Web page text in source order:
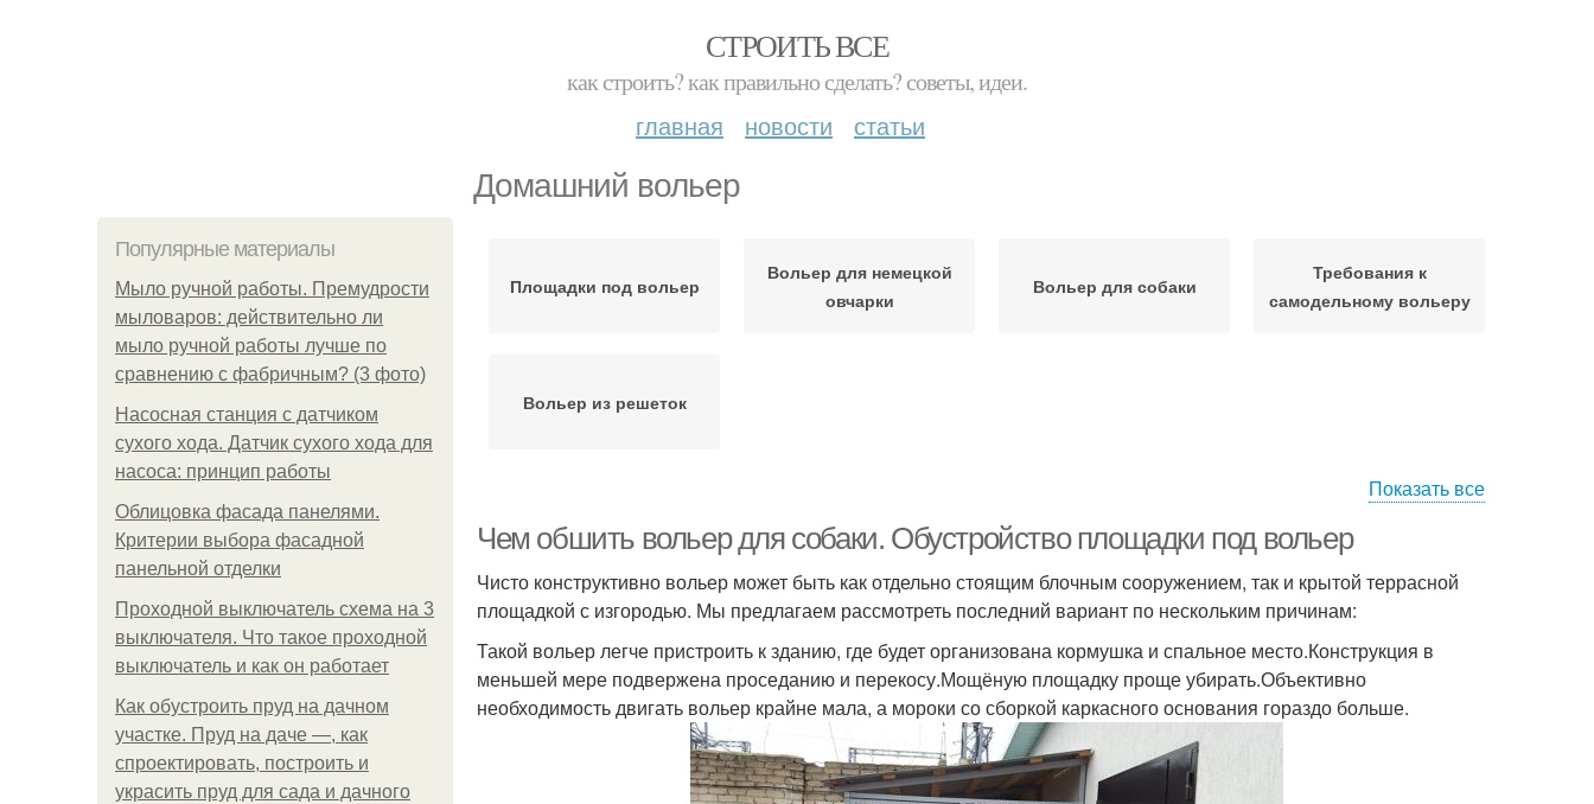
СТРОИТЬ ВСЕ
как строить? как правильно сделать? советы, идеи.
главная новости статьи
Домашний вольер
Популярные материалы
Мыло ручной работы. Премудрости
мыловаров: действительно ли
мыло ручной работы лучше по
сравнению с фабричным? (3 фото)
Насосная станция с датчиком
сухого хода. Датчик сухого хода для
насоса: принцип работы
Облицовка фасада панелями.
Критерии выбора фасадной
панельной отделки
Проходной выключатель схема на 3
выключателя. Что такое проходной
выключатель и как он работает
Как обустроить пруд на дачном
участке. Пруд на даче —, как
спроектировать, построить и
украсить пруд для сада и дачного
Площадки под вольер
Вольер для немецкой
овчарки
Вольер для собаки
Требования к
самодельному вольеру
Вольер из решеток
Показать все
Чем обшить вольер для собаки. Обустройство площадки под вольер
Чисто конструктивно вольер может быть как отдельно стоящим блочным сооружением, так и крытой террасной
площадкой с изгородью. Мы предлагаем рассмотреть последний вариант по нескольким причинам:
Такой вольер легче пристроить к зданию, где будет организована кормушка и спальное место.Конструкция в
меньшей мере подвержена проседанию и перекосу.Мощёную площадку проще убирать.Объективно
необходимость двигать вольер крайне мала, а мороки со сборкой каркасного основания гораздо больше.